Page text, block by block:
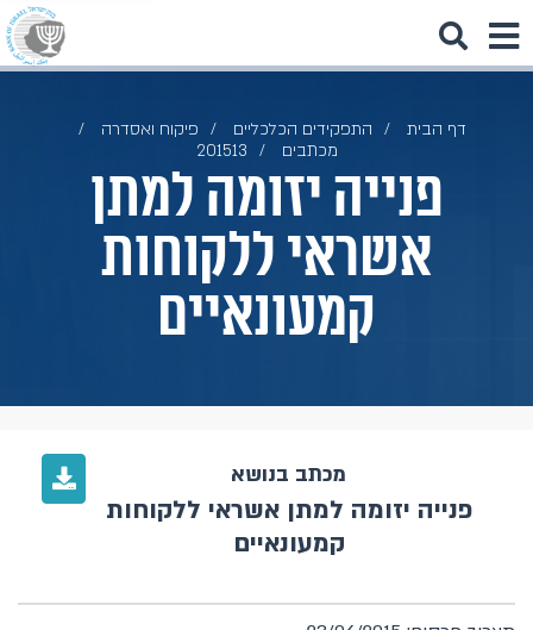
דף הבית התפקידים הכלכליים
פיקוח ואסדרה
מכתבים
201513
פנייה יזומה למתן
אשראי ללקוחות
קמעונאיים
מכתב בנושא
פנייה יזומה למתן אשראי ללקוחות
קמעונאיים